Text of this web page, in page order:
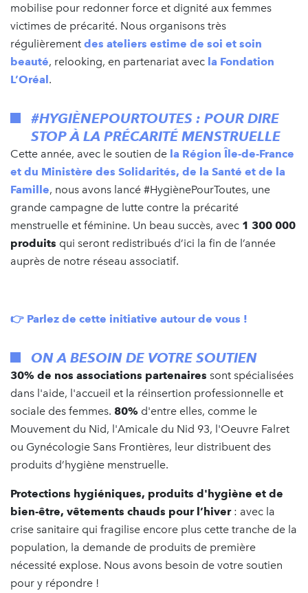
mobilise pour redonner force et dignité aux femmes
victimes de précarité. Nous organisons très
régulièrement des ateliers estime de soi et soin
beauté, relooking, en partenariat avec la Fondation
L’Oréal.
#HYGIÈNEPOURTOUTES : POUR DIRE
STOP À LA PRÉCARITÉ MENSTRUELLE
Cette année, avec le soutien de la Région Île-de-France
et du Ministère des Solidarités, de la Santé et de la
Famille, nous avons lancé #HygiènePourToutes, une
grande campagne de lutte contre la précarité
menstruelle et féminine. Un beau succès, avec 1 300 000
produits qui seront redistribués d’ici la fin de l’année
auprès de notre réseau associatif.
👉 Parlez de cette initiative autour de vous !
ON A BESOIN DE VOTRE SOUTIEN
30% de nos associations partenaires sont spécialisées
dans l'aide, l'accueil et la réinsertion professionnelle et
sociale des femmes. 80% d'entre elles, comme le
Mouvement du Nid, l'Amicale du Nid 93, l'Oeuvre Falret
ou Gynécologie Sans Frontières, leur distribuent des
produits d’hygiène menstruelle.
Protections hygiéniques, produits d'hygiène et de
bien-être, vêtements chauds pour l’hiver: avec la
crise sanitaire qui fragilise encore plus cette tranche de la
population, la demande de produits de première
nécessité explose. Nous avons besoin de votre soutien
pour y répondre !